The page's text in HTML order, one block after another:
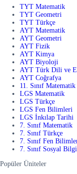
TYT Matematik
TYT Geometri
TYT Türkçe
AYT Matematik
AYT Geometri
AYT Fizik
AYT Kimya
AYT Biyoloji
AYT Türk Dili ve
AYT Coğrafya
11. Sınıf Matematik
LGS Matematik
LGS Türkçe
LGS Fen Bilimleri
LGS İnkılap Tarihi
7. Sınıf Matematik
7. Sınıf Türkçe
7. Sınıf Fen
7. Sınıf Sosyal
Popüler Üniteler